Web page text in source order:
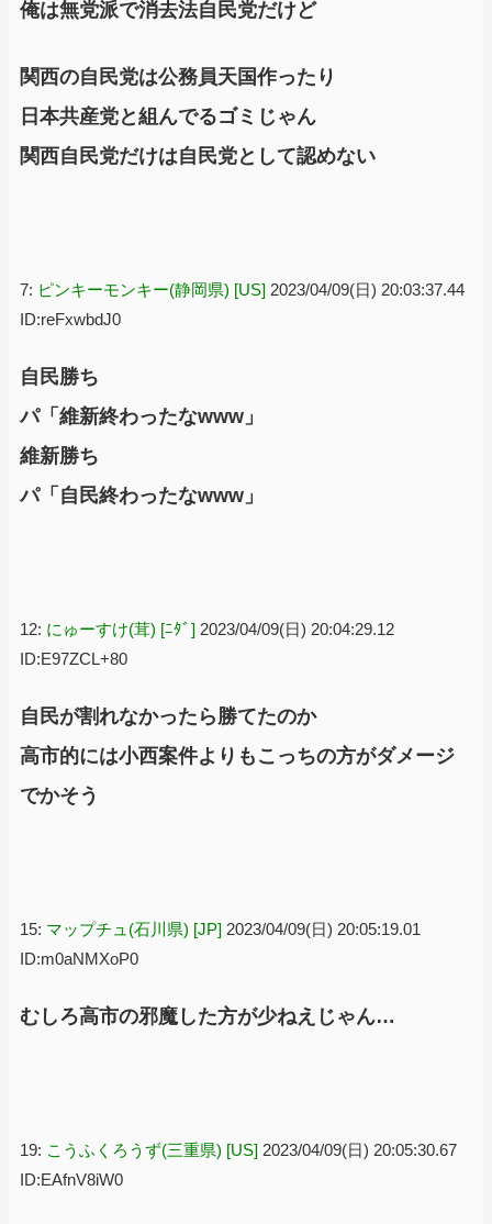
俺は無党派で消去法自民党だけど
関西の自民党は公務員天国作ったり
日本共産党と組んでるゴミじゃん
関西自民党だけは自民党として認めない
7: ピンキーモンキー(静岡県) [US] 2023/04/09(日) 20:03:37.44
ID:reFxwbdJ0
自民勝ち
パ「維新終わったなwww」
維新勝ち
パ「自民終わったなwww」
12: にゅーすけ(茸) [ﾆﾀﾞ] 2023/04/09(日) 20:04:29.12
ID:E97ZCL+80
自民が割れなかったら勝てたのか
高市的には小西案件よりもこっちの方がダメージ
でかそう
15: マップチュ(石川県) [JP] 2023/04/09(日) 20:05:19.01
ID:m0aNMXoP0
むしろ高市の邪魔した方が少ねえじゃん…
19: こうふくろうず(三重県) [US] 2023/04/09(日) 20:05:30.67
ID:EAfnV8iW0